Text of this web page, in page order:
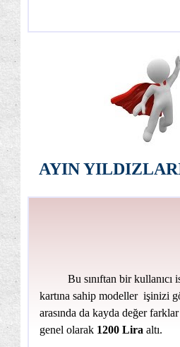
AYIN
Bu sınıftan bir kullanıcı
kartına sahip modeller işinizi
arasında da kayda değer
genel olarak 1200 Lira altı.